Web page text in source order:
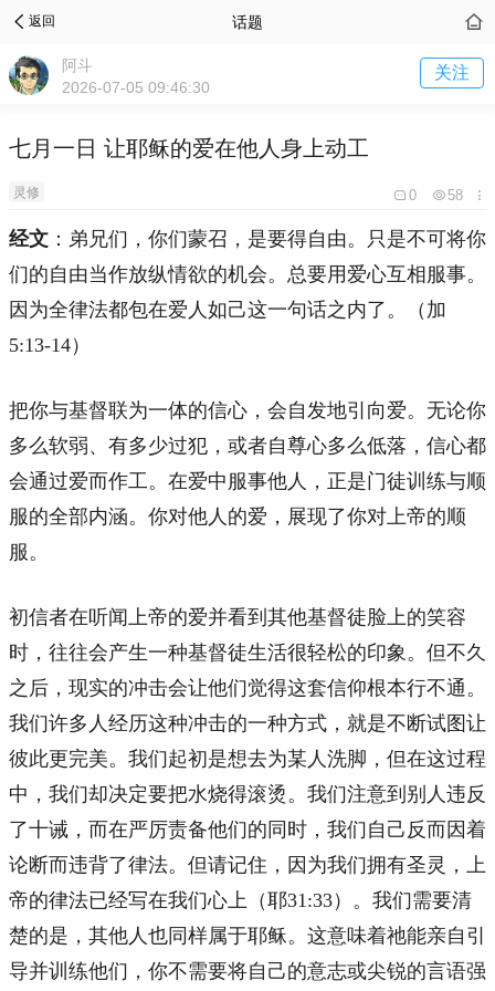
返回 话题
阿斗
2026-07-05 09:46:30
关注
七月一日 让耶稣的爱在他人身上动工
灵修 0 58
经文 ：弟兄们，你们蒙召，是要得自由。只是不可将你
们的自由当作放纵情欲的机会。总要用爱心互相服事。
因为全律法都包在爱人如己这一句话之内了。（加
5:13-14）
把你与基督联为一体的信心，会自发地引向爱。无论你
多么软弱、有多少过犯，或者自尊心多么低落，信心都
会通过爱而作工。在爱中服事他人，正是门徒训练与顺
服的全部内涵。你对他人的爱，展现了你对上帝的顺
服。
初信者在听闻上帝的爱并看到其他基督徒脸上的笑容
时，往往会产生一种基督徒生活很轻松的印象。但不久
之后，现实的冲击会让他们觉得这套信仰根本行不通。
我们许多人经历这种冲击的一种方式，就是不断试图让
彼此更完美。我们起初是想去为某人洗脚，但在这过程
中，我们却决定要把水烧得滚烫。我们注意到别人违反
了十诫，而在严厉责备他们的同时，我们自己反而因着
论断而违背了律法。但请记住，因为我们拥有圣灵，上
帝的律法已经写在我们心上（耶31:33）。我们需要清
楚的是，其他人也同样属于耶稣。这意味着祂能亲自引
导并训练他们，你不需要将自己的意志或尖锐的言语强